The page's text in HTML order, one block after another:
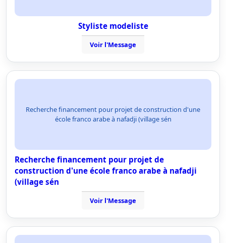
Styliste modeliste
Voir l'Message
Recherche financement pour projet de construction d'une
école franco arabe à nafadji (village sén
Recherche financement pour projet de
construction d'une école franco arabe à nafadji
(village sén
Voir l'Message